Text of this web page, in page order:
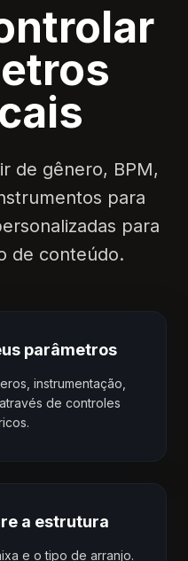
de gênero, BPM,
para
para
de conteúdo.
parâmetros
instrumentação,
de controles
a estrutura
e o tipo de arranjo.